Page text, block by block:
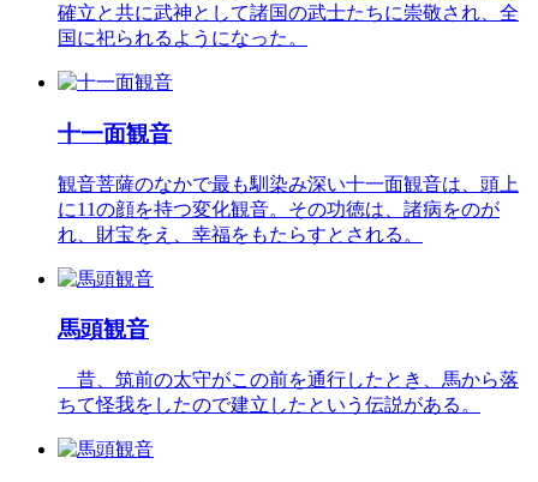
確立と共に武神として諸国の武士たちに崇敬され、全
国に祀られるようになった。
十一面観音
観音菩薩のなかで最も馴染み深い十一面観音は、頭上
に11の顔を持つ変化観音。その功徳は、諸病をのが
れ、財宝をえ、幸福をもたらすとされる。
馬頭観音
昔、筑前の太守がこの前を通行したとき、馬から落
ちて怪我をしたので建立したという伝説がある。